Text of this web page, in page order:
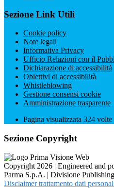
Sezione Link Utili
Cookie policy
Note legali
Informativa Privacy
Ufficio Relazioni con il
Dichiarazione di accessibilità
Obiettivi di accessibilità
Whistleblowing
Gestione consensi cookie
Amministrazione trasparente
Pagina visualizzata 324 volte
Sezione Copyright
Copyright 2026 | Engineered and
Parma S.p.A. | Divisione
Disclaimer trattamento dati